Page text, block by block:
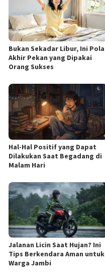
Bukan Sekadar Libur, Ini Pola
Akhir Pekan yang Dipakai
Orang Sukses
Hal-Hal Positif yang Dapat
Dilakukan Saat Begadang di
Malam Hari
Jalanan Licin Saat Hujan? Ini
Tips Berkendara Aman untuk
Warga Jambi